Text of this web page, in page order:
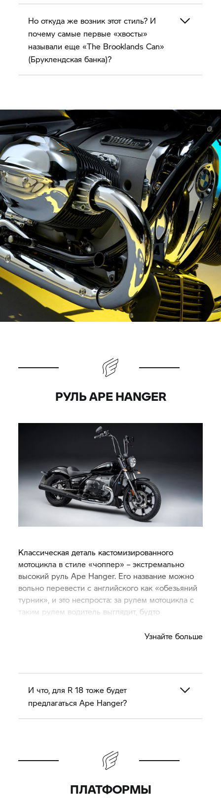
Но откуда же возник этот стиль? И
почему самые первые «хвосты»
называли еще «The Brooklands Can»
(Бруклендская банка)?
РУЛЬ APE HANGER
Классическая деталь кастомизированного
мотоцикла в стиле «чоппер» – экстремально
высокий руль Ape Hanger. Его название можно
вольно перевести с английского как «обезьяний
турник», и это неспроста: за рулем мотоцикла с
таким рулем водитель выглядит, будто
Узнайте больше
И что, для R 18 тоже будет
предлагаться Ape Hanger?
ПЛАТФОРМЫ